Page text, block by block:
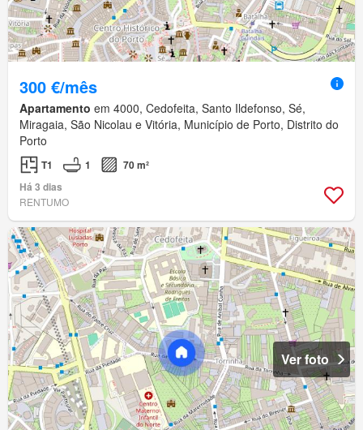
300 €/mês
Apartamento em 4000, Cedofeita, Santo Ildefonso, Sé,
Miragaia, São Nicolau e Vitória, Município de Porto, Distrito do
Porto
T1 1
70 m²
Há 3 dias
RENTUMO
Ver foto